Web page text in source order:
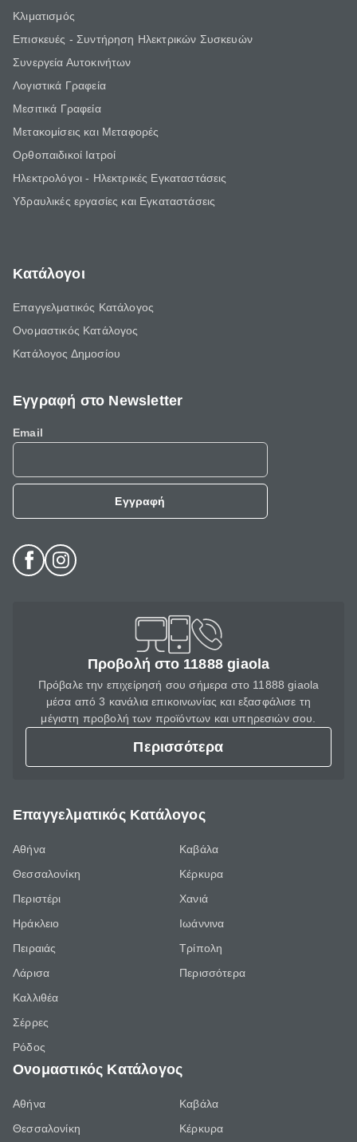
Κλιματισμός
Επισκευές - Συντήρηση Ηλεκτρικών Συσκευών
Συνεργεία Αυτοκινήτων
Λογιστικά Γραφεία
Μεσιτικά Γραφεία
Μετακομίσεις και Μεταφορές
Ορθοπαιδικοί Ιατροί
Ηλεκτρολόγοι - Ηλεκτρικές Εγκαταστάσεις
Υδραυλικές εργασίες και Εγκαταστάσεις
Κατάλογοι
Επαγγελματικός Κατάλογος
Ονομαστικός Κατάλογος
Κατάλογος Δημοσίου
Εγγραφή στο Newsletter
Email
Εγγραφή
Προβολή στο 11888 giaola
Πρόβαλε την επιχείρησή σου σήμερα στο 11888 giaola
μέσα από 3 κανάλια επικοινωνίας και εξασφάλισε τη
μέγιστη προβολή των προϊόντων και υπηρεσιών σου.
Περισσότερα
Επαγγελματικός Κατάλογος
Αθήνα
Θεσσαλονίκη
Περιστέρι
Ηράκλειο
Πειραιάς
Λάρισα
Καλλιθέα
Σέρρες
Ρόδος
Καβάλα
Κέρκυρα
Χανιά
Ιωάννινα
Τρίπολη
Περισσότερα
Ονομαστικός Κατάλογος
Αθήνα
Θεσσαλονίκη
Καβάλα
Κέρκυρα